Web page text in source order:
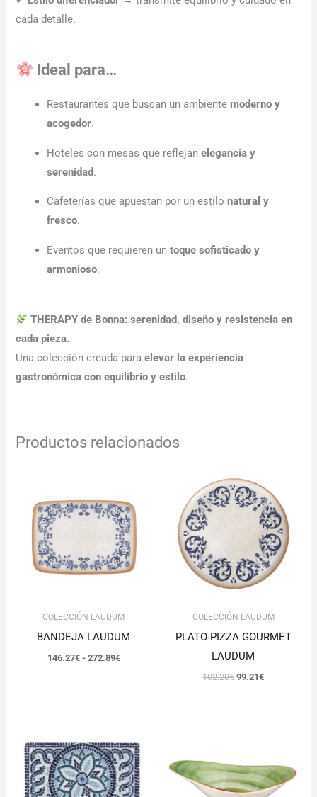
cada detalle.
Ideal para…
Restaurantes que buscan un ambientemoderno y
acogedor.
Hoteles con mesas que reflejanelegancia y
serenidad.
Cafeterías que apuestan por un estilonatural y
fresco.
Eventos que requieren untoque sofisticado y
armonioso.
THERAPY de Bonna: serenidad, diseño y resistencia en
cada pieza.
Una colección creada paraelevar la experiencia
gastronómica con equilibrio y estilo.
Productos relacionados
COLECCIÓN LAUDUM
BANDEJA LAUDUM
146.27€ - 272.89€
desde
146.27€
hasta
272.89€
COLECCIÓN LAUDUM
PLATO PIZZA GOURMET
LAUDUM
102.28€
precio
original
era:
102.28€.
99.21€
precio
actual
es:
99.21€.
precios:
desde
51.48€
hasta
107.14€
233.22€.221.56€.